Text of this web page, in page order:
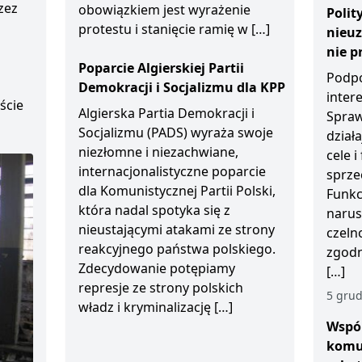
obowiązkiem jest wyrażenie
protestu i stanięcie ramię w […]
Poparcie Algierskiej Partii
Demokracji i Socjalizmu dla KPP
Algierska Partia Demokracji i
Socjalizmu (PADS) wyraża swoje
niezłomne i niezachwiane,
internacjonalistyczne poparcie
dla Komunistycznej Partii Polski,
która nadal spotyka się z
nieustającymi atakami ze strony
reakcyjnego państwa polskiego.
Zdecydowanie potępiamy
represje ze strony polskich
władz i kryminalizację […]
nie
cele i
[…]
5